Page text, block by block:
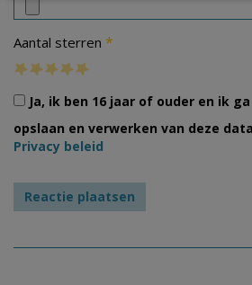
Aantal sterren *
Ja, ik ben 16 jaar of ouder en ik
opslaan en verwerken van deze
Privacy beleid